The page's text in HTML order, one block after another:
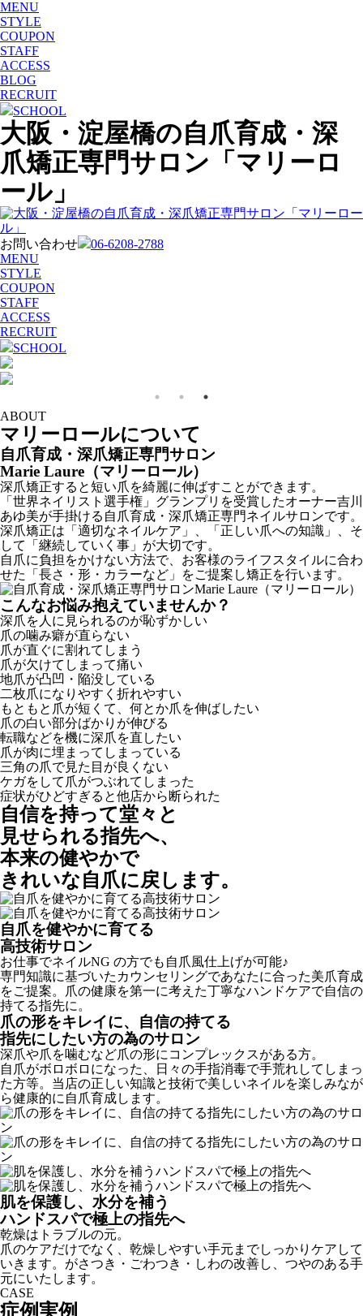
MENU
STYLE
COUPON
STAFF
ACCESS
BLOG
RECRUIT
SCHOOL
大阪・淀屋橋の自爪育成・深
爪矯正専門サロン「マリーロ
ール」
お問い合わせ
06-6208-2788
MENU
STYLE
COUPON
STAFF
ACCESS
RECRUIT
SCHOOL
ABOUT
マリーロールについて
自爪育成・深爪矯正専門サロン
Marie Laure（マリーロール）
深爪矯正すると短い爪を綺麗に伸ばすことができます。
「世界ネイリスト選手権」グランプリを受賞したオーナー吉川
あゆ美が手掛ける自爪育成・深爪矯正専門ネイルサロンです。
深爪矯正は「適切なネイルケア」、「正しい爪への知識」、そ
して「継続していく事」が大切です。
自爪に負担をかけない方法で、お客様のライフスタイルに合わ
せた「長さ・形・カラーなど」をご提案し矯正を行います。
こんなお悩み抱えていませんか？
深爪を人に見られるのが恥ずかしい
爪の噛み癖が直らない
爪が直ぐに割れてしまう
爪が欠けてしまって痛い
地爪が凸凹・陥没している
二枚爪になりやすく折れやすい
もともと爪が短くて、何とか爪を伸ばしたい
爪の白い部分ばかりが伸びる
転職などを機に深爪を直したい
爪が肉に埋まってしまっている
三角の爪で見た目が良くない
ケガをして爪がつぶれてしまった
症状がひどすぎると他店から断られた
自信を持って堂々と
見せられる指先へ、
本来の健やかで
きれいな自爪に戻します。
自爪を健やかに育てる
高技術サロン
お仕事でネイルNG の方でも自爪風仕上げが可能♪
専門知識に基づいたカウンセリングであなたに合った美爪育成
をご提案。爪の健康を第一に考えた丁寧なハンドケアで自信の
持てる指先に。
爪の形をキレイに、自信の持てる
指先にしたい方の為のサロン
深爪や爪を噛むなど爪の形にコンプレックスがある方。
自爪がボロボロになった、日々の手指消毒で手荒れしてしまっ
た方等。当店の正しい知識と技術で美しいネイルを楽しみなが
ら健康的に自爪育成します。
肌を保護し、水分を補う
ハンドスパで極上の指先へ
乾燥はトラブルの元。
爪のケアだけでなく、乾燥しやすい手元までしっかりケアして
いきます。がさつき・ごわつき・しわの改善し、つやのある手
元にいたします。
CASE
症例実例